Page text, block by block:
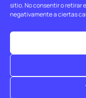
sitio. No consentir o retirar
negativamente a ciertas